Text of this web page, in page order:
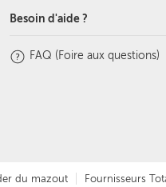
Besoin d'aide ?
FAQ (Foire aux questions)
du mazout Fournisseurs